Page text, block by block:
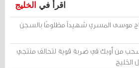
اقرأ في الخليج
موسى المسري شهيداً مظلومًا بالسجن
من أوبك في ضربة قوية لتحالف منتجي
الخليج